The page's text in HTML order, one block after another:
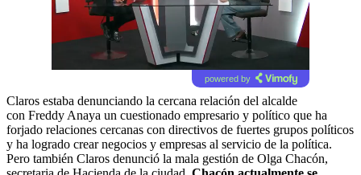
powered by
Claros estaba denunciando la cercana relación del alcalde
con Freddy Anaya un cuestionado empresario y político que ha
forjado relaciones cercanas con directivos de fuertes grupos políticos
y ha logrado crear negocios y empresas al servicio de la política.
Pero también Claros denunció la mala gestión de Olga Chacón,